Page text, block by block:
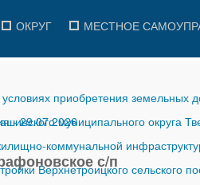
ОКРУГ МЕСТНОЕ
приобретения земельных
-29.07.2026муниципального округа
коммунальной
Верхнетроицкого сельского
с/п